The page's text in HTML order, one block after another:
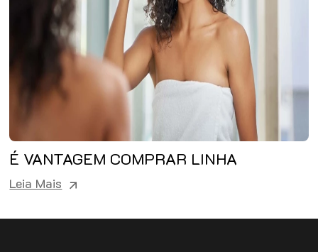
É VANTAGEM COMPRAR LINHA
HOME CARE?
Leia Mais